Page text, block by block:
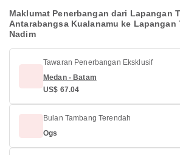
Maklumat Penerbangan dari Lapangan
Antarabangsa Kualanamu ke Lapangan
Nadim
Tawaran Penerbangan Eksklusif
Medan - Batam
US$ 67.04
Bulan Tambang Terendah
Ogs